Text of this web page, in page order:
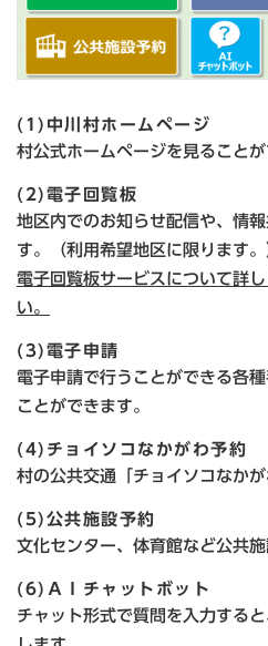
(1)中川村ホームページ
村公式ホームページを見ることが
(2)電子回覧板
地区内でのお知らせ配信や、情
す。（利用希望地区に限ります。
電子回覧板サービスについて詳
い。
(3)電子申請
電子申請で行うことができる各
ことができます。
(4)チョイソコなかがわ予約
村の公共交通「チョイソコなかが
(5)公共施設予約
文化センター、体育館など公共
(6)ＡＩチャットボット
チャット形式で質問を入力する